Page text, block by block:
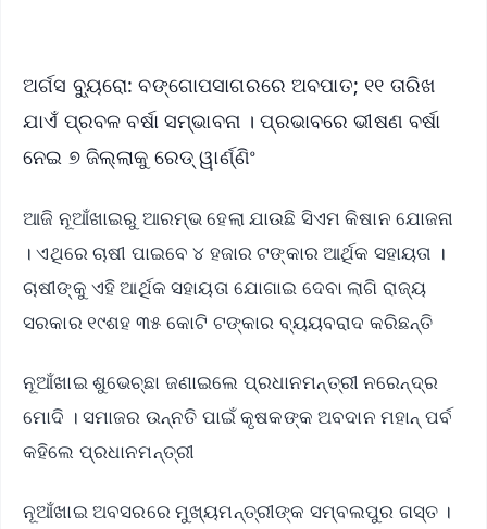
ଅର୍ଗସ ବ୍ୟୁରୋ: ବଙ୍ଗୋପସାଗରରେ ଅବପାତ; ୧୧ ତାରିଖ
ଯାଏଁ ପ୍ରବଳ ବର୍ଷା ସମ୍ଭାବନା । ପ୍ରଭାବରେ ଭୀଷଣ ବର୍ଷା
ନେଇ ୭ ଜିଲ୍ଲାକୁ ରେଡ୍ ୱାର୍ଣ୍ଣିଂ
ଆଜି ନୂଆଁଖାଇରୁ ଆରମ୍ଭ ହେଲା ଯାଉଛି ସିଏମ କିଷାନ ଯୋଜନା
। ଏଥିରେ ଚାଷୀ ପାଇବେ ୪ ହଜାର ଟଙ୍କାର ଆର୍ଥିକ ସହାୟତା ।
ଚାଷୀଙ୍କୁ ଏହି ଆର୍ଥିକ ସହାୟତା ଯୋଗାଇ ଦେବା ଲାଗି ରାଜ୍ୟ
ସରକାର ୧୯ଶହ ୩୫ କୋଟି ଟଙ୍କାର ବ୍ୟୟବରାଦ କରିଛନ୍ତି
ନୂଆଁଖାଇ ଶୁଭେଚ୍ଛା ଜଣାଇଲେ ପ୍ରଧାନମନ୍ତ୍ରୀ ନରେନ୍ଦ୍ର
ମୋଦି । ସମାଜର ଉନ୍ନତି ପାଇଁ କୃଷକଙ୍କ ଅବଦାନ ମହାନ୍ ପର୍ବ
କହିଲେ ପ୍ରଧାନମନ୍ତ୍ରୀ
ନୂଆଁଖାଇ ଅବସରରେ ମୁଖ୍ୟମନ୍ତ୍ରୀଙ୍କ ସମ୍ବଲପୁର ଗସ୍ତ ।